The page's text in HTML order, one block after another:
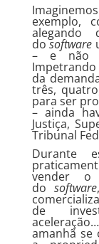
exemplo,
alegando
dosoftware
– e não
da
três,
para ser
– ainda
Justiça,
Tribunal
Durante
vender o
do software
de
amanhã se